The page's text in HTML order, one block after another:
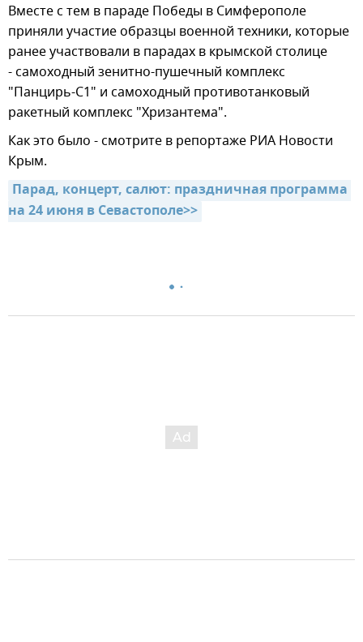
Вместе с тем в параде Победы в Симферополе
приняли участие образцы военной техники, которые
ранее участвовали в парадах в крымской столице
- самоходный зенитно-пушечный комплекс
"Панцирь-С1" и самоходный противотанковый
ракетный комплекс "Хризантема".
Как это было - смотрите в репортаже РИА Новости
Крым.
Парад, концерт, салют: праздничная программа
на 24 июня в Севастополе>>